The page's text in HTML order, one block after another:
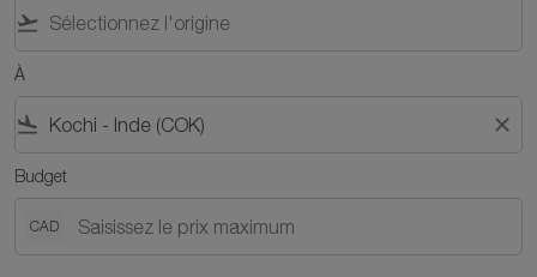
flight_takeoff
À
flight_land close
Budget
CAD